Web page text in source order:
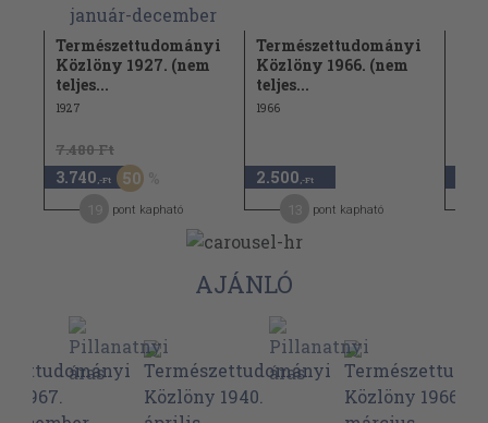
Természettudományi
Közlöny 1927. (nem
teljes...
1927
7.480 Ft
3.740 ,-Ft 50
pont kapható
Természettudományi
Közlöny 1966. (nem
teljes...
1966
2.500 ,-Ft
pont kapható
AJÁNLÓ